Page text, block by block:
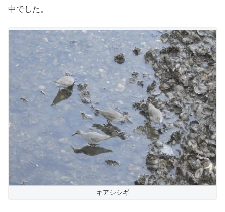
中でした。
キアシシギ